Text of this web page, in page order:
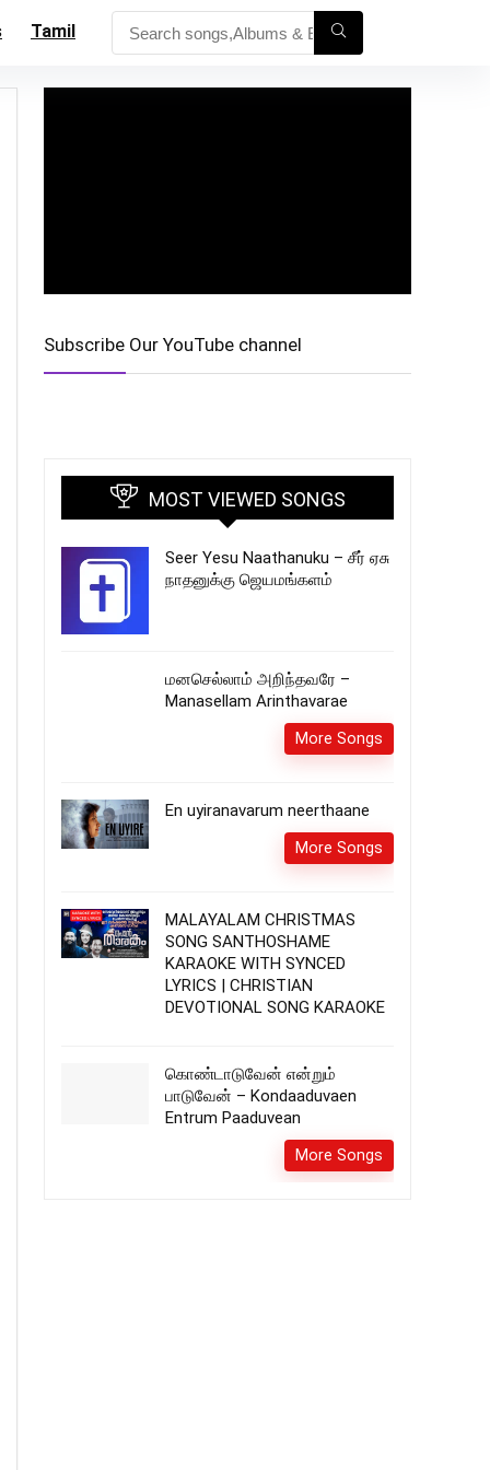
Tamil
Subscribe Our YouTube channel
MOST VIEWED SONGS
Seer Yesu Naathanuku – சீர் ஏசு
நாதனுக்கு ஜெயமங்களம்
மனசெல்லாம் அறிந்தவரே –
Manasellam Arinthavarae
More Songs
En uyiranavarum neerthaane
More Songs
MALAYALAM CHRISTMAS
SONG SANTHOSHAME
KARAOKE WITH SYNCED
LYRICS | CHRISTIAN
DEVOTIONAL SONG KARAOKE
கொண்டாடுவேன் என்றும்
பாடுவேன் – Kondaaduvaen
Entrum Paaduvean
More Songs